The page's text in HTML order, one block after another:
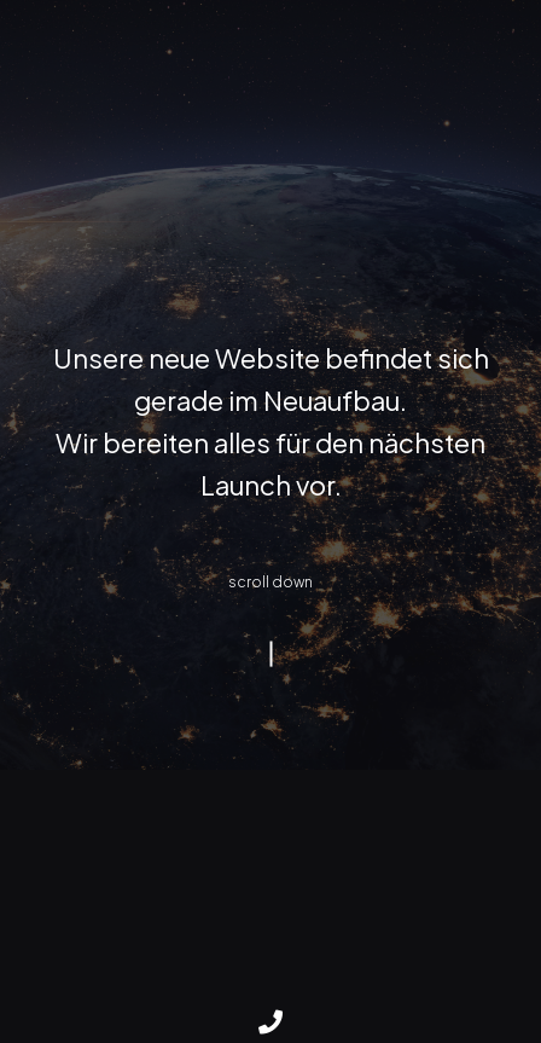
Unsere neue Website befindet sich
gerade im Neuaufbau.
Wir bereiten alles für den nächsten
Launch vor.
scroll down
|